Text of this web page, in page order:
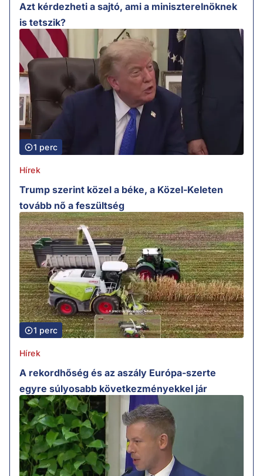
Azt kérdezheti a sajtó, ami a miniszterelnöknek
is tetszik?
1 perc
Hírek
Trump szerint közel a béke, a Közel-Keleten
tovább nő a feszültség
1 perc
Hírek
A rekordhőség és az aszály Európa-szerte
egyre súlyosabb következményekkel jár